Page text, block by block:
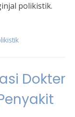
polikistik.
Dokter